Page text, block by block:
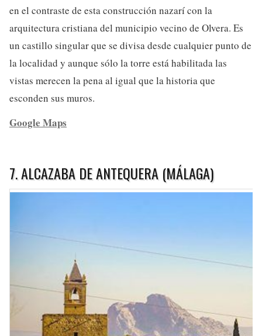
en el contraste de esta construcción nazarí con la
arquitectura cristiana del municipio vecino de Olvera. Es
un castillo singular que se divisa desde cualquier punto de
la localidad y aunque sólo la torre está habilitada las
vistas merecen la pena al igual que la historia que
esconden sus muros.
Google Maps
7. ALCAZABA DE ANTEQUERA (MÁLAGA)